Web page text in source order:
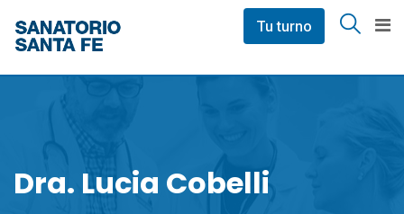
Tu turno
Dra. Lucia Cobelli